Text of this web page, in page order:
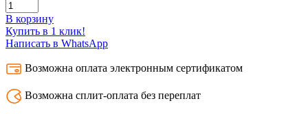
В корзину
Купить в 1 клик!
Написать в WhatsApp
Возможна оплата электронным сертификатом
Возможна сплит-оплата без переплат